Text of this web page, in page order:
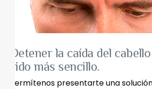
Detener la caída del
sido más sencillo.
Permítenos presentarte una